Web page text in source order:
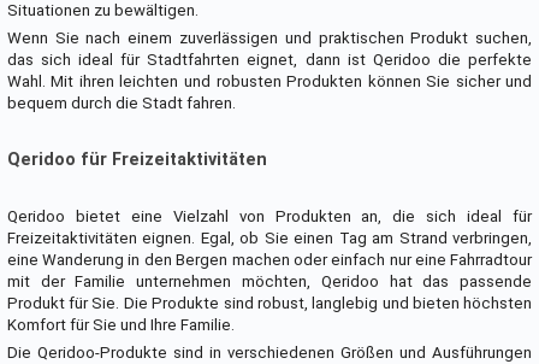
Situationen zu bewältigen.
Wenn Sie nach einem zuverlässigen und praktischen Produkt suchen,
das sich ideal für Stadtfahrten eignet, dann ist Qeridoo die perfekte
Wahl. Mit ihren leichten und robusten Produkten können Sie sicher und
bequem durch die Stadt fahren.
Qeridoo für Freizeitaktivitäten
Qeridoo bietet eine Vielzahl von Produkten an, die sich ideal für
Freizeitaktivitäten eignen. Egal, ob Sie einen Tag am Strand verbringen,
eine Wanderung in den Bergen machen oder einfach nur eine Fahrradtour
mit der Familie unternehmen möchten, Qeridoo hat das passende
Produkt für Sie. Die Produkte sind robust, langlebig und bieten höchsten
Komfort für Sie und Ihre Familie.
Die Qeridoo-Produkte sind in verschiedenen Größen und Ausführungen